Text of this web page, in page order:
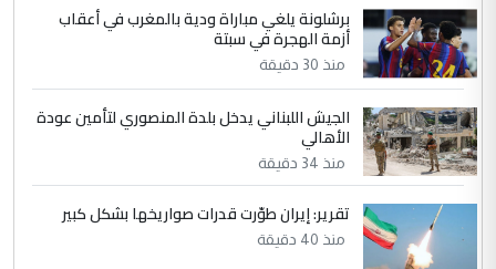
التعليق : واحد من عصابة علي ماما يسقط
جنسية الرافد الثالث للعراق ومن اصول عريقة
ابا فرات ...
الموضوع :
الجواهري يرد على صدام حسين سل
مضجعيك يابن الزنا (نص كامل)
التعليق : تحياتي لك استاذ حامدتركان. كلام
دقيق ومسؤول؛ فالاستثمار الحقيقي للإنسان
برشلونة يلغي مباراة ودية بالمغرب في أعقاب
أزمة الهجرة في سبتة
منذ 30 دقيقة
الجيش اللبناني يدخل بلدة المنصوري لتأمين عودة
الأهالي
منذ 34 دقيقة
تقرير: إيران طوّرت قدرات صواريخها بشكل كبير
منذ 40 دقيقة